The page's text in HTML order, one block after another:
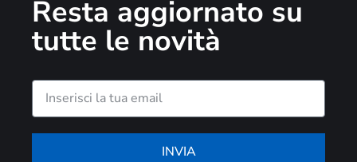
Resta aggiornato su
tutte le novità
INVIA